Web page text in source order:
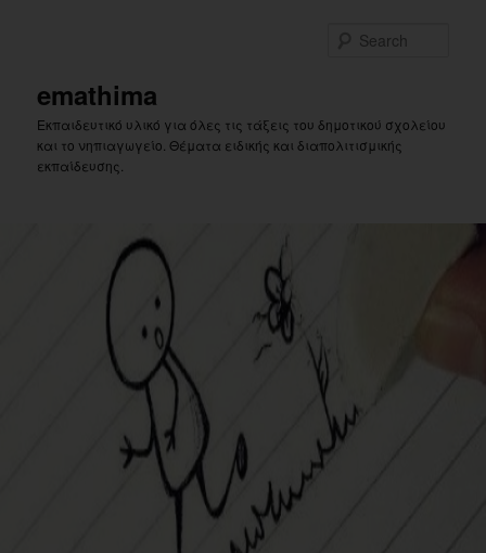
emathima
Εκπαιδευτικό υλικό για όλες τις τάξεις του δημοτικού σχολείου
και το νηπιαγωγείο. Θέματα ειδικής και διαπολιτισμικής
εκπαίδευσης.